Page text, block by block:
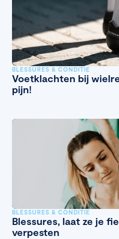
BLESSURES & CONDITIE
Voetklachten bij
pijn!
BLESSURES & CONDITIE
Blessures, laat ze je
verpesten